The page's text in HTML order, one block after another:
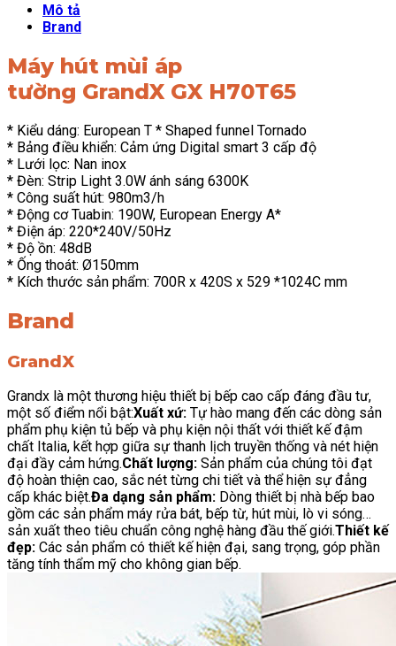
Mô tả
Brand
Máy hút mùi áp
tường GrandX GX H70T65
* Kiểu dáng: European T * Shaped funnel Tornado
* Bảng điều khiển: Cảm ứng Digital smart 3 cấp độ
* Lưới lọc: Nan inox
* Đèn: Strip Light 3.0W ánh sáng 6300K
* Công suất hút: 980m3/h
* Động cơ Tuabin: 190W, European Energy A*
* Điện áp: 220*240V/50Hz
* Độ ồn: 48dB
* Ống thoát: Ø150mm
* Kích thước sản phẩm: 700R x 420S x 529 *1024C mm
Brand
GrandX
Grandx là một thương hiệu thiết bị bếp cao cấp đáng đầu tư,
một số điểm nổi bật:Xuất xứ: Tự hào mang đến các dòng sản
phẩm phụ kiện tủ bếp và phụ kiện nội thất với thiết kế đậm
chất Italia, kết hợp giữa sự thanh lịch truyền thống và nét hiện
đại đầy cảm hứng.Chất lượng: Sản phẩm của chúng tôi đạt
độ hoàn thiện cao, sắc nét từng chi tiết và thể hiện sự đẳng
cấp khác biệt.Đa dạng sản phẩm: Dòng thiết bị nhà bếp bao
gồm các sản phẩm máy rửa bát, bếp từ, hút mùi, lò vi sóng…
sản xuất theo tiêu chuẩn công nghệ hàng đầu thế giới.Thiết kế
đẹp: Các sản phẩm có thiết kế hiện đại, sang trọng, góp phần
tăng tính thẩm mỹ cho không gian bếp.